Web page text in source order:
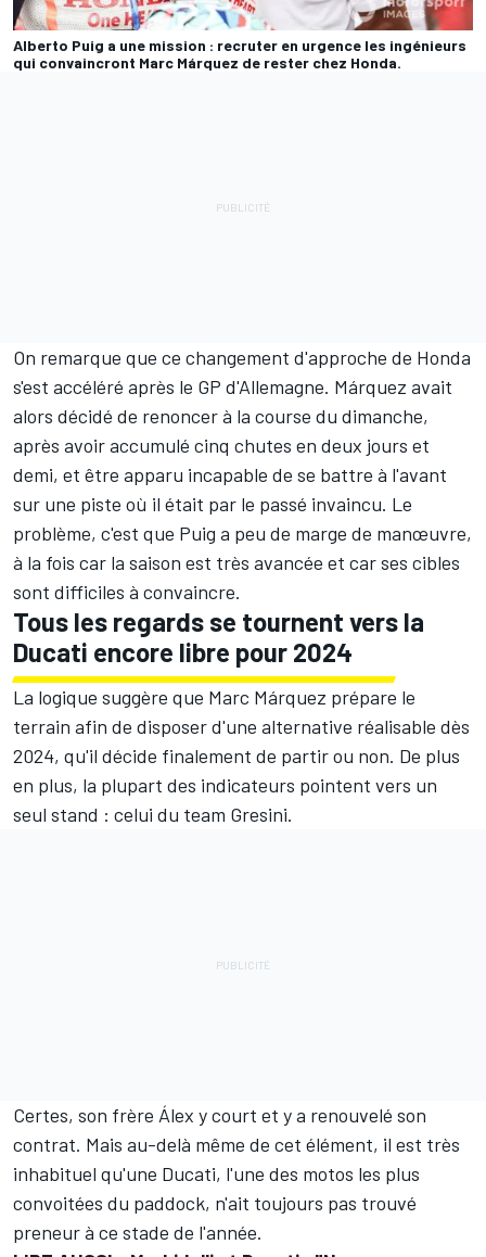
Alberto Puig a une mission : recruter en urgence les ingénieurs
qui convaincront Marc Márquez de rester chez Honda.
On remarque que ce changement d'approche de Honda
s'est accéléré après le GP d'Allemagne. Márquez avait
alors décidé de renoncer à la course du dimanche,
après avoir accumulé cinq chutes en deux jours et
demi, et être apparu incapable de se battre à l'avant
sur une piste où il était par le passé invaincu. Le
problème, c'est que Puig a peu de marge de manœuvre,
à la fois car la saison est très avancée et car ses cibles
sont difficiles à convaincre.
Tous les regards se tournent vers la
Ducati encore libre pour 2024
La logique suggère que Marc Márquez prépare le
terrain afin de disposer d'une alternative réalisable dès
2024, qu'il décide finalement de partir ou non. De plus
en plus, la plupart des indicateurs pointent vers un
seul stand : celui du team Gresini.
Certes, son frère Álex y court et y a renouvelé son
contrat. Mais au-delà même de cet élément, il est très
inhabituel qu'une Ducati, l'une des motos les plus
convoitées du paddock, n'ait toujours pas trouvé
preneur à ce stade de l'année.